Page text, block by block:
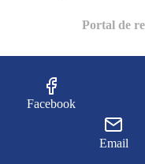
Portal de
Facebook
Email